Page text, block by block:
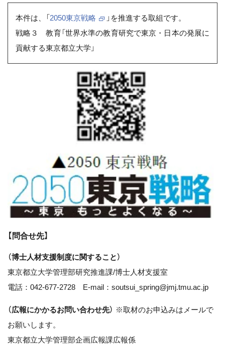
本件は、「 2050東京戦略
」を推進する取組です。
戦略３ 教育「世界水準の教育研究で東京・日本の発展に
貢献する東京都立大学」
【問合せ先】
（博士人材支援制度に関すること）
東京都立大学管理部研究推進課/博士人材支援室
電話：042-677-2728
E-mail：soutsui_spring@jmj.tmu.ac.jp
（広報にかかるお問い合わせ先） ※取材のお申込みはメールで
お願いします。
東京都立大学管理部企画広報課広報係